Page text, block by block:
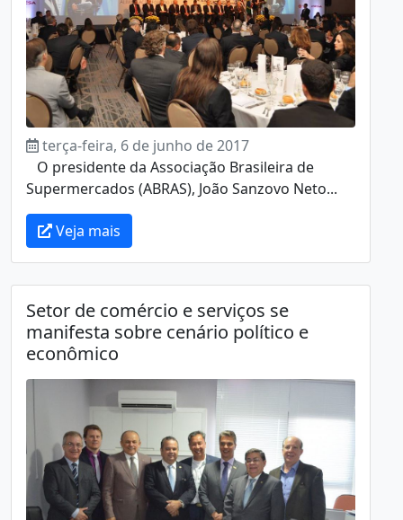
terça-feira, 6 de junho de 2017
O presidente da Associação Brasileira de
Supermercados (ABRAS), João Sanzovo Neto...
Veja mais
Setor de comércio e serviços se
manifesta sobre cenário político e
econômico